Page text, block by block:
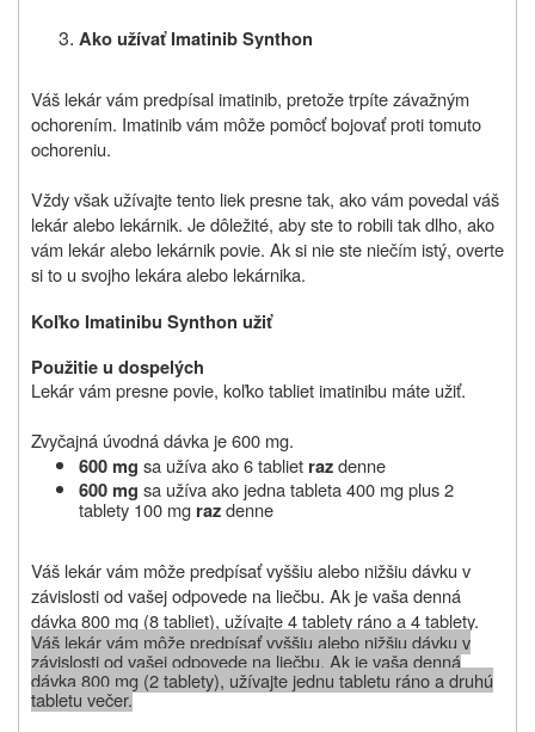
Ako užívať Imatinib Synthon
Váš lekár vám predpísal imatinib, pretože trpíte závažným
ochorením. Imatinib vám môže pomôcť bojovať proti tomuto
ochoreniu.
Vždy však užívajte tento liek presne tak, ako vám povedal váš
lekár alebo lekárnik. Je dôležité, aby ste to robili tak dlho, ako
vám lekár alebo lekárnik povie. Ak si nie ste niečím istý, overte
si to u svojho lekára alebo lekárnika.
Koľko Imatinibu Synthon užiť
Použitie u dospelých
Lekár vám presne povie, koľko tabliet imatinibu máte užiť.
Zvyčajná úvodná dávka je 600 mg.
600 mg sa užíva ako 6 tabliet razdenne
600 mg sa užíva ako jedna tableta 400 mg plus 2
tablety 100 mg razdenne
Váš lekár vám môže predpísať vyššiu alebo nižšiu dávku v
závislosti od vašej odpovede na liečbu. Ak je vaša denná
dávka 800 mg (8 tabliet), užívajte 4 tablety ráno a 4 tablety.
Váš lekár vám môže predpísať vyššiu alebo nižšiu dávku v
závislosti od vašej odpovede na liečbu. Ak je vaša denná
dávka 800 mg (2 tablety), užívajte jednu tabletu ráno a druhú
tabletu večer.